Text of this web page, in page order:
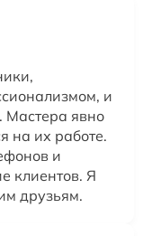
и
Мастера явно
на их работе.
и
клиентов. Я
друзьям.